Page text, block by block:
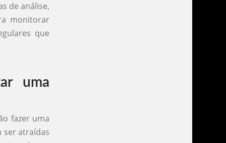
de análise,
monitorar
que
uma
fazer uma
ser atraídas